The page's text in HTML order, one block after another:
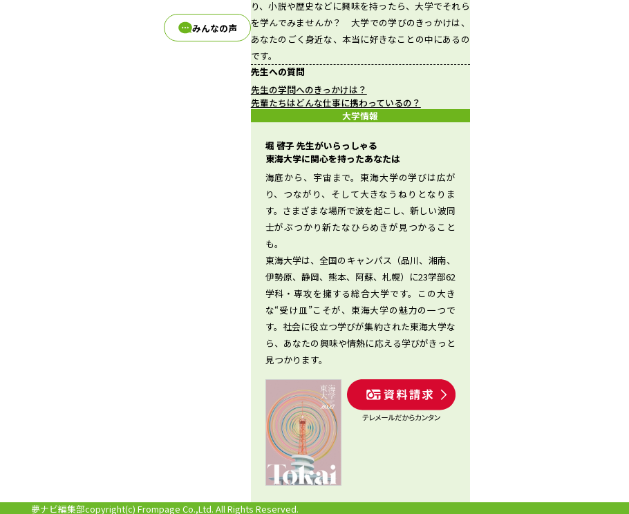
みんなの声
り、小説や歴史などに興味を持ったら、大学でそれら
を学んでみませんか？ 大学での学びのきっかけは、
あなたのごく身近な、本当に好きなことの中にあるの
です。
先生への質問
先生の学問へのきっかけは？
先輩たちはどんな仕事に携わっているの？
大学情報
堀 啓子 先生がいらっしゃる
東海大学に関心を持ったあなたは
海底から、宇宙まで。東海大学の学びは広が
り、つながり、そして大きなうねりとなりま
す。さまざまな場所で波を起こし、新しい波同
士がぶつかり新たなひらめきが見つかること
も。
東海大学は、全国のキャンパス（品川、湘南、
伊勢原、静岡、熊本、阿蘇、札幌）に23学部62
学科・専攻を擁する総合大学です。この大き
な“受け皿”こそが、東海大学の魅力の一つで
す。社会に役立つ学びが集約された東海大学な
ら、あなたの興味や情熱に応える学びがきっと
見つかります。
夢ナビ編集部copyright(c) Frompage Co.,Ltd. All Rights Reserved.